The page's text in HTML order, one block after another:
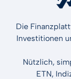
Die
Investitionen
Nützlich,
ETN,